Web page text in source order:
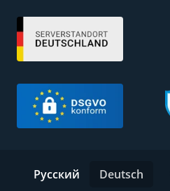
Русский Deutsch